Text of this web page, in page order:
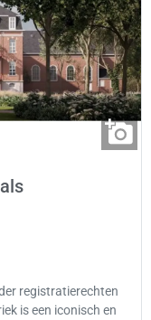
registratierechten
is een iconisch en